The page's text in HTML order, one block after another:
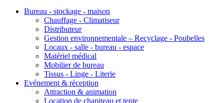
Bureau - stockage - maison
Chauffage - Climatiseur
Distributeur
Gestion environnementale – Recyclage - Poubelles
Locaux - salle - bureau - espace
Matériel médical
Mobilier de bureau
Tissus - Linge - Literie
Evénement & réception
Attraction & animation
Location de chapiteau et tente